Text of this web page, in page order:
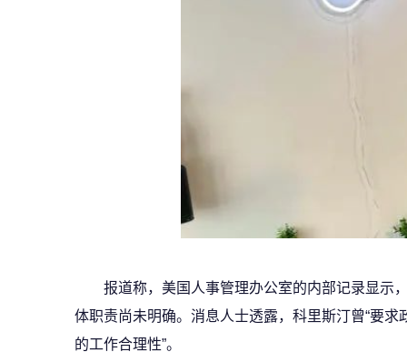
报道称，美国人事管理办公室的内部记录显示
体职责尚未明确。消息人士透露，科里斯汀曾“要
的工作合理性”。